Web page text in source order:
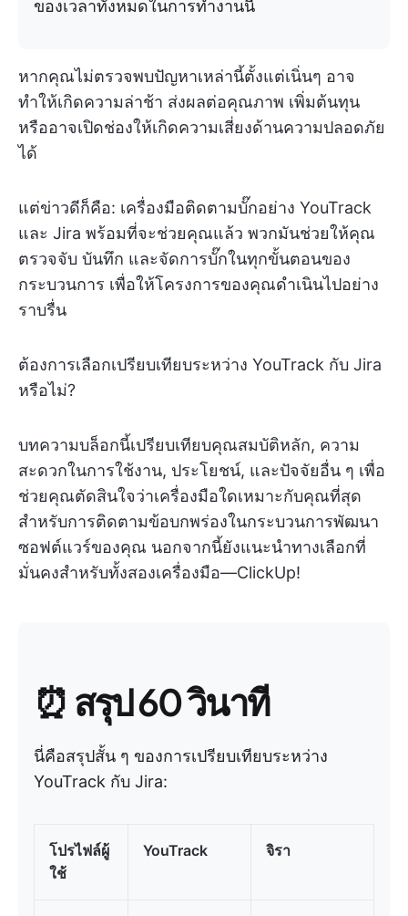
ของเวลาทั้งหมดในการทำงานนี้
หากคุณไม่ตรวจพบปัญหาเหล่านี้ตั้งแต่เนิ่นๆ อาจ
ทำให้เกิดความล่าช้า ส่งผลต่อคุณภาพ เพิ่มต้นทุน
หรืออาจเปิดช่องให้เกิดความเสี่ยงด้านความปลอดภัย
ได้
แต่ข่าวดีก็คือ: เครื่องมือติดตามบั๊กอย่าง YouTrack
และ Jira พร้อมที่จะช่วยคุณแล้ว พวกมันช่วยให้คุณ
ตรวจจับ บันทึก และจัดการบั๊กในทุกขั้นตอนของ
กระบวนการ เพื่อให้โครงการของคุณดำเนินไปอย่าง
ราบรื่น
ต้องการเลือกเปรียบเทียบระหว่าง YouTrack กับ Jira
หรือไม่?
บทความบล็อกนี้เปรียบเทียบคุณสมบัติหลัก, ความ
สะดวกในการใช้งาน, ประโยชน์, และปัจจัยอื่น ๆ เพื่อ
ช่วยคุณตัดสินใจว่าเครื่องมือใดเหมาะกับคุณที่สุด
สำหรับการติดตามข้อบกพร่องในกระบวนการพัฒนา
ซอฟต์แวร์ของคุณ นอกจากนี้ยังแนะนำทางเลือกที่
มั่นคงสำหรับทั้งสองเครื่องมือ—ClickUp!
⏰ สรุป 60 วินาที
นี่คือสรุปสั้น ๆ ของการเปรียบเทียบระหว่าง
YouTrack กับ Jira:
โปรไฟล์ผู้
ใช้
YouTrack จิรา